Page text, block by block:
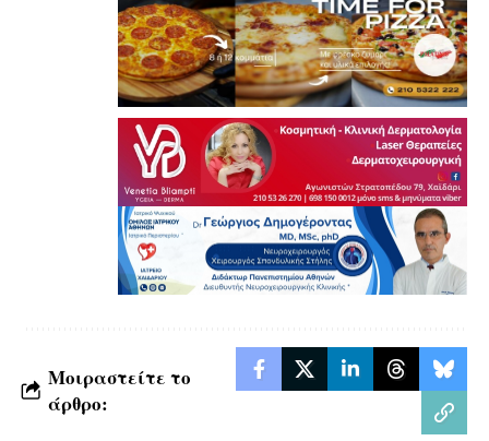
Μοιραστείτε το
άρθρο: